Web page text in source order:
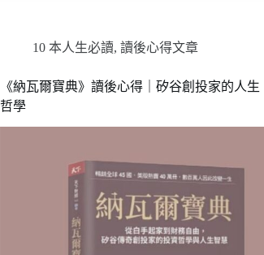
10 本人生必讀,讀後心得文章
《納瓦爾寶典》讀後心得｜矽谷創投家的人生
哲學